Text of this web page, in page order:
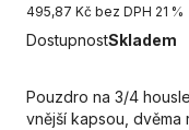
495,87 Kč bez DPH 21 %
DostupnostSkladem
Pouzdro na 3/4
vnější kapsou, dvěma